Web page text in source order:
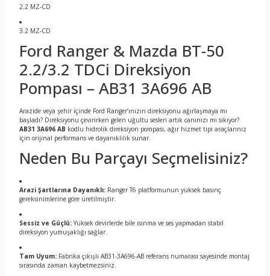
2.2 MZ-CD
3.2 MZ-CD
Ford Ranger & Mazda BT-50
2.2/3.2 TDCi Direksiyon
Pompası – AB31 3A696 AB
Arazide veya şehir içinde Ford Ranger’ınızın direksiyonu ağırlaşmaya mı
başladı? Direksiyonu çevirirken gelen uğultu sesleri artık canınızı mı sıkıyor?
AB31 3A696 AB kodlu hidrolik direksiyon pompası, ağır hizmet tipi araçlarınız
için orijinal performans ve dayanıklılık sunar.
Neden Bu Parçayı Seçmelisiniz?
Arazi Şartlarına Dayanıklı: Ranger T6 platformunun yüksek basınç
gereksinimlerine göre üretilmiştir.
Sessiz ve Güçlü:Yüksek devirlerde bile ısınma ve ses yapmadan stabil
direksiyon yumuşaklığı sağlar.
Tam Uyum: Fabrika çıkışlı AB31-3A696-AB referans numarası sayesinde montaj
sırasında zaman kaybetmezsiniz.